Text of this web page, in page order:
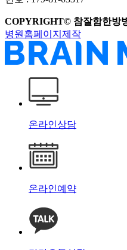
COPYRIGHT© 참잘함한방
병원홈페이지제작
온라인상담
온라인예약